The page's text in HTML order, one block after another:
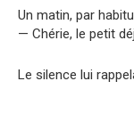
Un matin, par
— Chérie, le petit
Le silence lui